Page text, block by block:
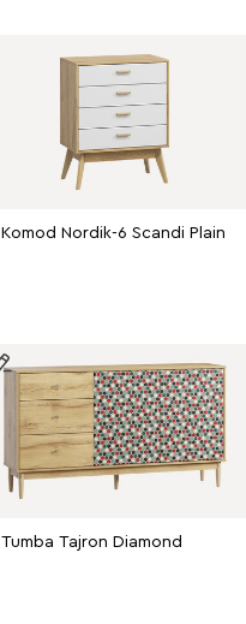
Komod Nordik-6 Scandi Plain
Tumba Tajron Diamond